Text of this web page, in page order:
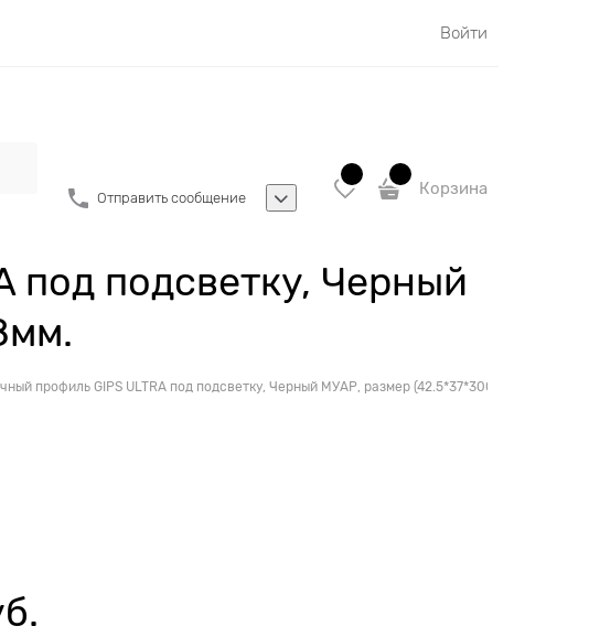
Войти
Отправить сообщение
Корзина
под подсветку, Черный
профиль GIPS ULTRA под подсветку, Черный МУАР, размер (42.5*37*3000мм) отступ